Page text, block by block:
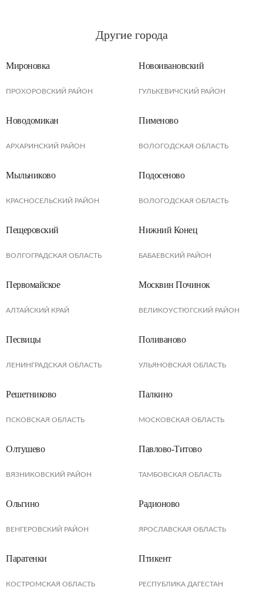
Другие города
Мироновка
ПРОХОРОВСКИЙ РАЙОН
Новоивановский
ГУЛЬКЕВИЧСКИЙ РАЙОН
Новодомикан
АРХАРИНСКИЙ РАЙОН
Пименово
ВОЛОГОДСКАЯ ОБЛАСТЬ
Мыльниково
КРАСНОСЕЛЬСКИЙ РАЙОН
Подосеново
ВОЛОГОДСКАЯ ОБЛАСТЬ
Пещеровский
ВОЛГОГРАДСКАЯ ОБЛАСТЬ
Нижний Конец
БАБАЕВСКИЙ РАЙОН
Первомайское
АЛТАЙСКИЙ КРАЙ
Москвин Починок
ВЕЛИКОУСТЮГСКИЙ РАЙОН
Песвицы
ЛЕНИНГРАДСКАЯ ОБЛАСТЬ
Поливаново
УЛЬЯНОВСКАЯ ОБЛАСТЬ
Решетниково
ПСКОВСКАЯ ОБЛАСТЬ
Палкино
МОСКОВСКАЯ ОБЛАСТЬ
Олтушево
ВЯЗНИКОВСКИЙ РАЙОН
Павлово-Титово
ТАМБОВСКАЯ ОБЛАСТЬ
Ольгино
ВЕНГЕРОВСКИЙ РАЙОН
Радионово
ЯРОСЛАВСКАЯ ОБЛАСТЬ
Паратенки
КОСТРОМСКАЯ ОБЛАСТЬ
Птикент
РЕСПУБЛИКА ДАГЕСТАН